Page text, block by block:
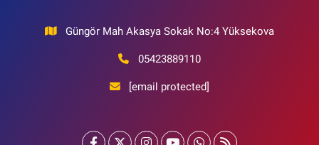
Güngör Mah Akasya Sokak No:4 Yüksekova
05423889110
[email protected]